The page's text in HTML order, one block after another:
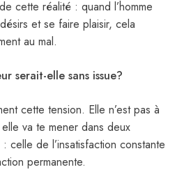
cette réalité : quand l’homme
et se faire plaisir, cela
au mal.
serait-elle sans issue?
cette tension. Elle n’est pas à
va te mener dans deux
celle de l’insatisfaction constante
permanente.